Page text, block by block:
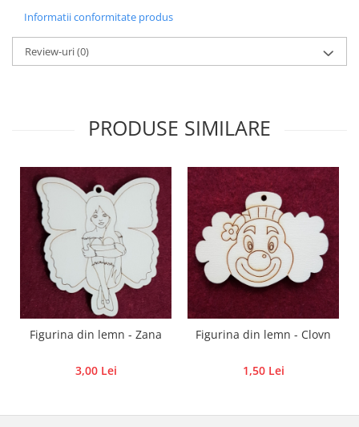
Hartie creponata
Hartie dantelata
Hartie matase
Rame, albume, notesuri
Masti
Forme/Figurine carton
Panglici, snururi, sarma
Dantela
Panglici craciun
Panglici decor
Metal
Platouri
Informatii conformitate produs
Review-uri(0)
PRODUSE SIMILARE
Figurina din lemn - Zana
3,00 Lei
Figurina din lemn - Clovn
1,50 Lei